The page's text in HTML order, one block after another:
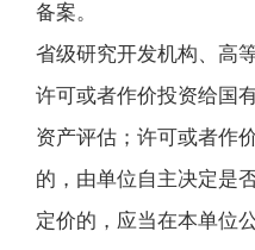
备案。
省级研究开发机构、高
许可或者作价投资给国
资产评估；许可或者作
的，由单位自主决定是
定价的，应当在本单位